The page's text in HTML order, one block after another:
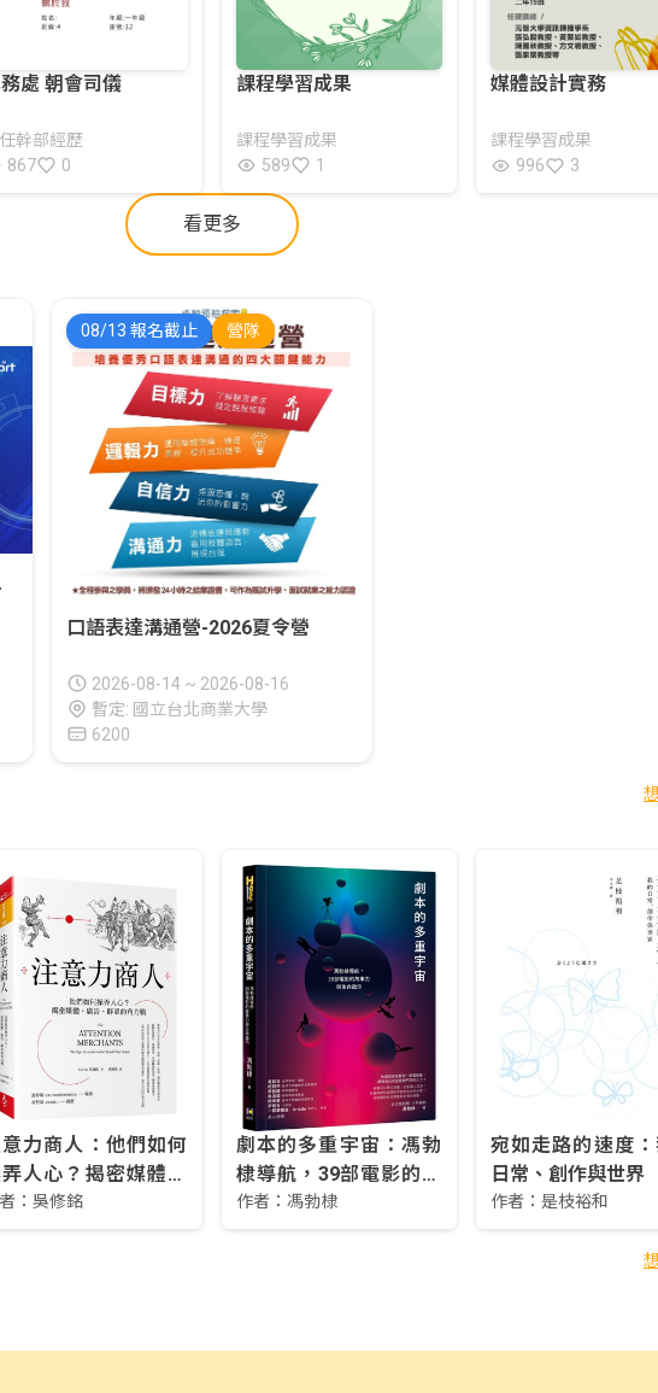
處 朝會司儀
幹部經歷
867
0
課程學習成果
課程學習成果
589
1
媒體設計實務
課程學習成果
996
3
看更多
口語表達溝通營-2026夏令營
08/13 報名截止 營隊
2026-08-14 ~ 2026-08-16
暫定: 國立台北商業大學
6200
力商人：他們如何
人心？揭密媒體、
、群眾的角力戰
： 吳修銘
劇本的多重宇宙：馮勃
棣導航，39部電影的故
事力與生命啟示
作者： 馮勃棣
宛如走路的速度
日常、創作與世界
作者： 是枝裕和